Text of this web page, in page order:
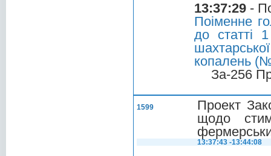
13:37:29 -
Поіменне
до статті
копалень
За-256
1599
Проект
щодо
13:37:43 -13:44:08